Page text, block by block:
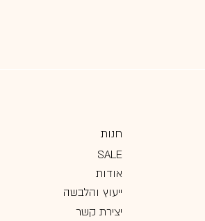
חנות
SALE
אודות
ייעוץ והלבשה
יצירת קשר